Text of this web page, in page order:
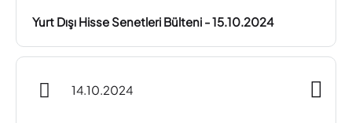
Yurt Dışı Hisse Senetleri Bülteni - 15.10.2024
14.10.2024